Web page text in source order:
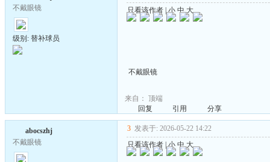
不戴眼镜
级别: 替补球员
只看该作者 |小 中 大
不戴眼镜
来自： 顶端
回复
引用 分享
abocszhj
不戴眼镜
3 发表于: 2026-05-22 14:22
只看该作者 |小 中 大